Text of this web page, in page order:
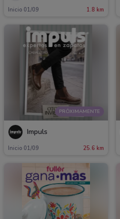
Inicio 01/09 1.8 km
PRÓXIMAMENTE
Impuls
Inicio 01/09 25.6 km